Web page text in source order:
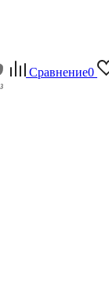
Сравнение0